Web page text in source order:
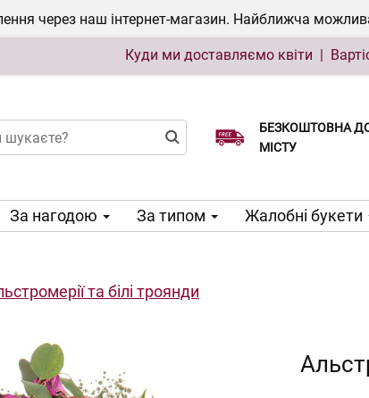
через наш інтернет-магазин. Найближча
Куди ми доставляємо квіти |
БЕЗКОШТОВНА
МІСТУ
Виберіть дату
За нагодою За типом Жалобні букети
та білі троянди